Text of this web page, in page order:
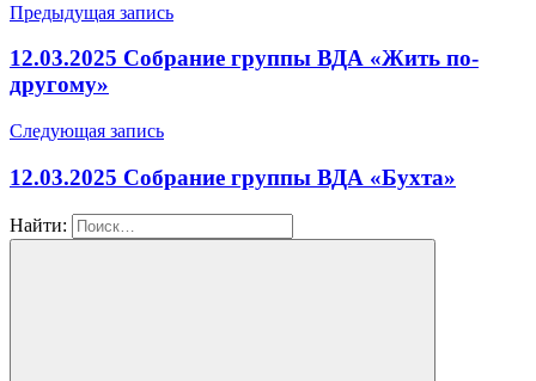
Предыдущая запись
12.03.2025 Собрание группы ВДА «Жить по-
другому»
Следующая запись
12.03.2025 Собрание группы ВДА «Бухта»
Найти: